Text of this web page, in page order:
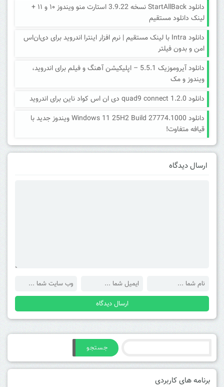
دانلود StartAllBack نسخه 3.9.22 استارت منو ویندوز ۱۰ و ۱۱ +
لینک دانلود مستقیم
دانلود Intra با لینک مستقیم | نرم افزار اینترا اندروید برای دی‌ان‌اس
امن و بدون فیلتر
دانلود آیروموزیک 5.5.1 – اپلیکیشن آهنگ و فیلم برای اندروید،
ویندوز و مک
دانلود quad9 connect 1.2.0 دی ان اس کواد ناین برای اندروید
دانلود Windows 11 25H2 Build 27774.1000 ویندوز جدید با
قیافه متفاوت!
ارسال دیدگاه
جستجو
برنامه های کاربردی